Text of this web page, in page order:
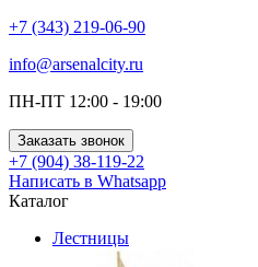
+7 (343) 219-06-90
info@arsenalcity.ru
ПН-ПТ 12:00 - 19:00
Заказать звонок
+7 (904) 38-119-22
Написать в Whatsapp
Каталог
Лестницы